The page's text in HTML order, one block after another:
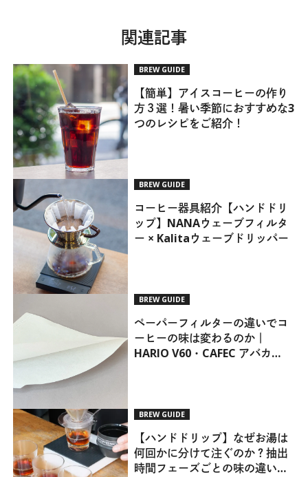
関連記事
BREW GUIDE
【簡単】アイスコーヒーの作り
方３選！暑い季節におすすめな3
つのレシピをご紹介！
BREW GUIDE
コーヒー器具紹介【ハンドドリ
ップ】NANAウェーブフィルタ
ー × Kalitaウェーブドリッパー
BREW GUIDE
ペーパーフィルターの違いでコ
ーヒーの味は変わるのか｜
HARIO V60・CAFEC アバカ
BREW GUIDE
【ハンドドリップ】なぜお湯は
何回かに分けて注ぐのか？抽出
時間フェーズごとの味の違いに